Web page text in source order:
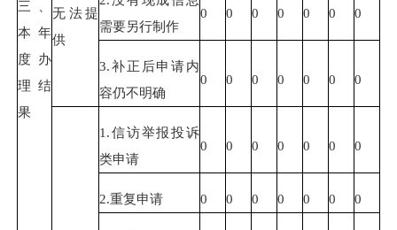
三、
本年
度办
理结
果
无法提
供
需要另行制作
0 0 0 0 0 0 0
3.补正后申请内
容仍不明确
0 0 0 0 0 0 0
1.信访举报投诉
类申请
0 0 0 0 0 0 0
2.重复申请 0 0 0 0 0 0 0